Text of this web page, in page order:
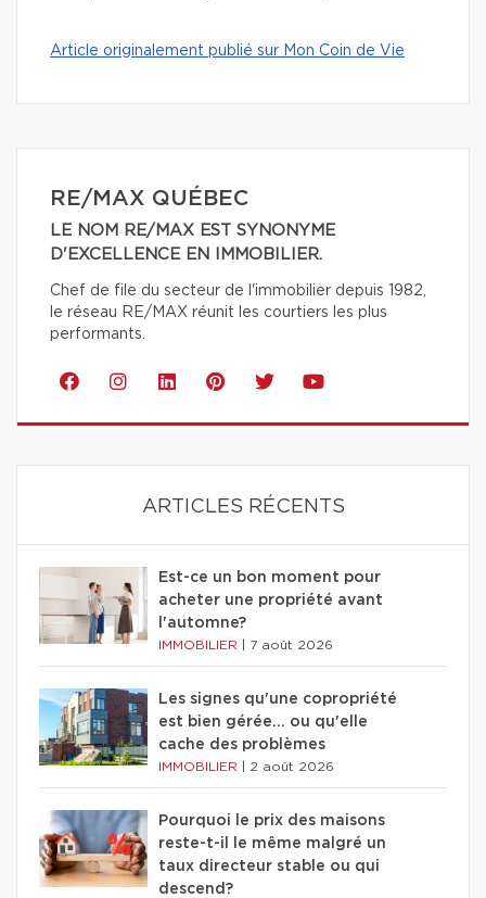
Article originalement publié sur Mon Coin de Vie
RE/MAX QUÉBEC
LE NOM RE/MAX EST SYNONYME
D'EXCELLENCE EN IMMOBILIER.
Chef de file du secteur de l'immobilier depuis 1982,
le réseau RE/MAX réunit les courtiers les plus
performants.
ARTICLES RÉCENTS
Est-ce un bon moment pour
acheter une propriété avant
l'automne?
IMMOBILIER 7 août 2026
Les signes qu'une copropriété
est bien gérée… ou qu'elle
cache des problèmes
IMMOBILIER 2 août 2026
Pourquoi le prix des maisons
reste-t-il le même malgré un
taux directeur stable ou qui
descend?